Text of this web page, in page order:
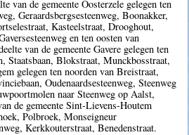
van de gemeente Oosterzele gelegen ten
Geraardsbergsesteenweg, Boonakker,
Kasteelstraat, Drooghout,
en ten oosten van
van de gemeente Gavere gelegen ten
Staatsbaan, Blokstraat, Munckbosstraat,
gelegen ten noorden van Breistraat,
Oudenaardsesteenweg, Steenweg
naar Steenweg op Aalst,
de gemeente Sint-Lievens-Houtem
Polbroek, Monseigneur
Kerkkouterstraat, Benedenstraat.